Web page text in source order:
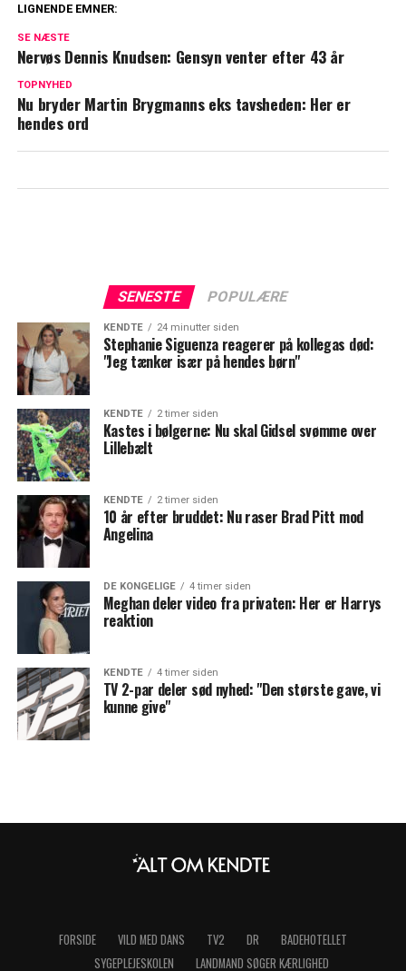
gift med kendt skuespiller
anelse
LIGNENDE EMNER:
SE NÆSTE
Nervøs Dennis Knudsen: Gensyn venter efter 43 år
TOPNYHED
Nu bryder Martin Brygmanns eks tavsheden: Her er
hendes ord
SENESTE POPULÆRE
KENDTE 24 minutter siden
Stephanie Siguenza reagerer på kollegas død:
"Jeg tænker især på hendes børn"
KENDTE 2 timer siden
Kastes i bølgerne: Nu skal Gidsel svømme over
Lillebælt
KENDTE 2 timer siden
10 år efter bruddet: Nu raser Brad Pitt mod
Angelina
DE KONGELIGE 4 timer siden
Meghan deler video fra privaten: Her er Harrys
reaktion
KENDTE 4 timer siden
TV 2-par deler sød nyhed: "Den største gave, vi
kunne give"
FORSIDE VILD MED DANS TV2 DR
BADEHOTELLET
SYGEPLEJESKOLEN
LANDMAND SØGER KÆRLIGHED